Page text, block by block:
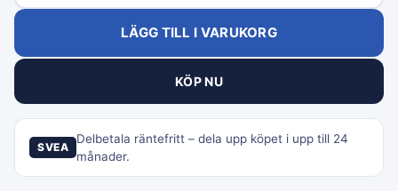
LÄGG TILL I VARUKORG
KÖP NU
SVEA
Delbetala räntefritt – dela upp köpet i upp till 24
månader.